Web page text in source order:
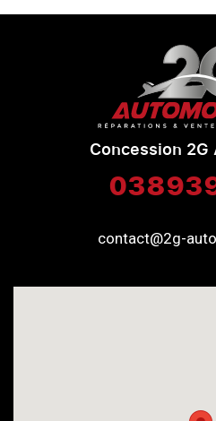
Concession
contact@2g-